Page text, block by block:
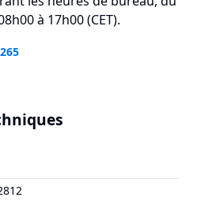
à 17h00 (CET).